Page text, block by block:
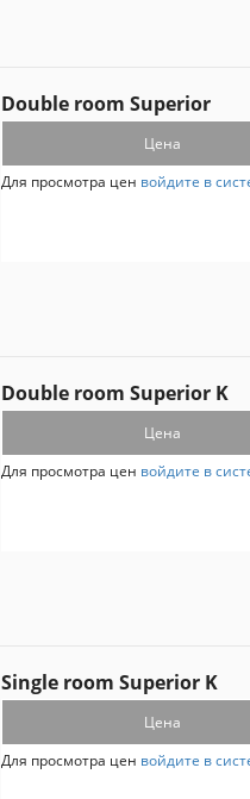
Double room Superior
Цена
Для просмотра цен войдите в
Double room Superior K
Цена
Для просмотра цен войдите в
Single room Superior K
Цена
Для просмотра цен войдите в